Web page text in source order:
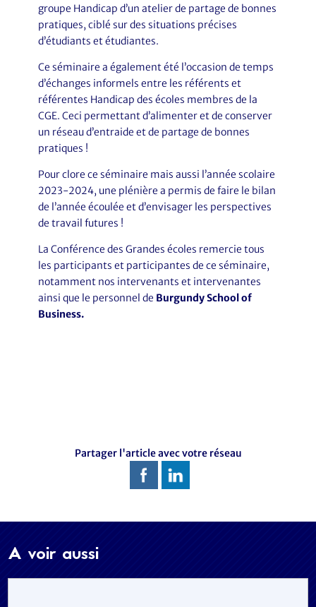
groupe Handicap d’un atelier de partage de bonnes
pratiques, ciblé sur des situations précises
d’étudiants et étudiantes.
Ce séminaire a également été l’occasion de temps
d’échanges informels entre les référents et
référentes Handicap des écoles membres de la
CGE. Ceci permettant d’alimenter et de conserver
un réseau d’entraide et de partage de bonnes
pratiques !
Pour clore ce séminaire mais aussi l’année scolaire
2023-2024, une plénière a permis de faire le bilan
de l’année écoulée et d’envisager les perspectives
de travail futures !
La Conférence des Grandes écoles remercie tous
les participants et participantes de ce séminaire,
notamment nos intervenants et intervenantes
ainsi que le personnel de Burgundy School of
Business.
Partager l'article avec votre réseau
A voir aussi